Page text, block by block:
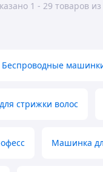
1 - 29 товаров из
Беспроводные
стрижки волос
Машинка